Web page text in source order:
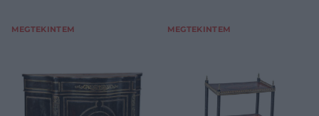
MEGTEKINTEM MEGTEKINTEM